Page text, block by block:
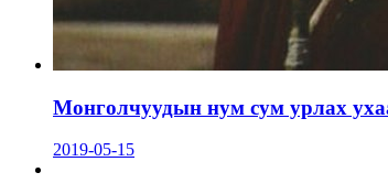
Монголчуудын нум сум урлах
2019-05-15